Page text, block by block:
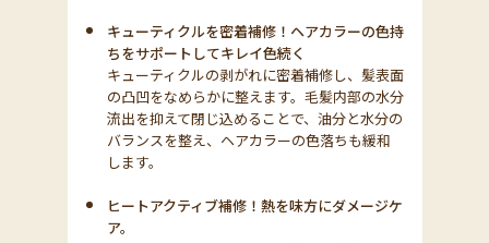
キューティクルを密着補修！ヘアカラーの色持
ちをサポートしてキレイ色続く
キューティクルの剥がれに密着補修し、髪表面
の凸凹をなめらかに整えます。毛髪内部の水分
流出を抑えて閉じ込めることで、油分と水分の
バランスを整え、ヘアカラーの色落ちも緩和
します。
ヒートアクティブ補修！熱を味方にダメージケ
ア。